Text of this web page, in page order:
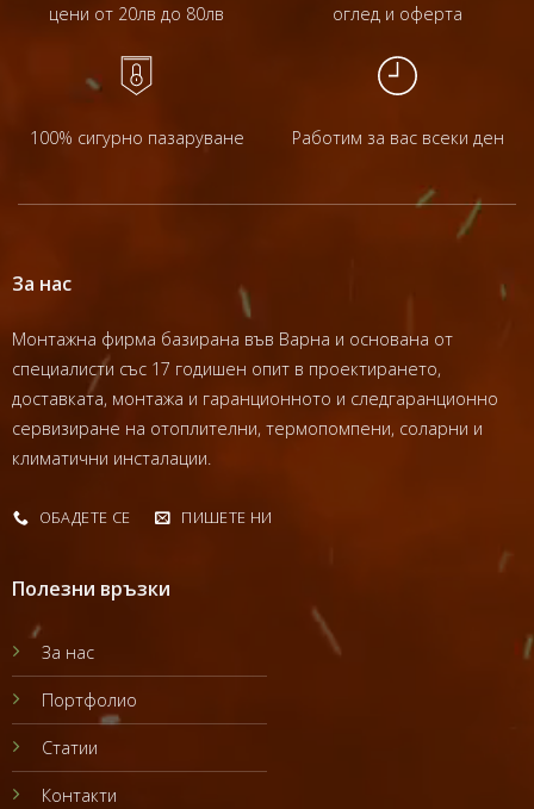
цени от 20лв до 80лв
оглед и оферта
100% сигурно пазаруване Работим за вас всеки ден
За нас
Монтажна фирма базирана във Варна и основана от
специалисти със 17 годишен опит в проектирането,
доставката, монтажа и гаранционното и следгаранционно
сервизиране на отоплителни, термопомпени, соларни и
климатични инсталации.
ОБАДЕТЕ СЕ ПИШЕТЕ НИ
Полезни връзки
За нас
Портфолио
Статии
Контакти